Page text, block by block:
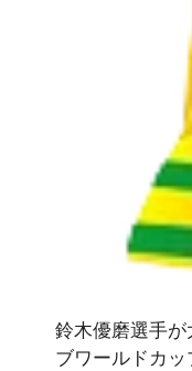
鈴木優磨選手が
ブワールドカ